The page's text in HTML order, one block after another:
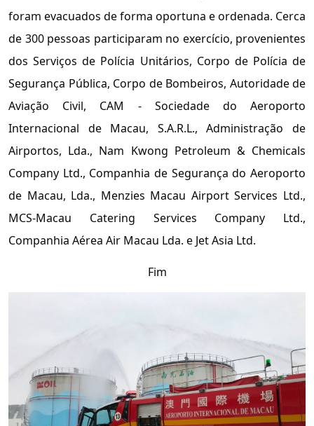
foram evacuados de forma oportuna e ordenada. Cerca
de 300 pessoas participaram no exercício, provenientes
dos Serviços de Polícia Unitários, Corpo de Polícia de
Segurança Pública, Corpo de Bombeiros, Autoridade de
Aviação Civil, CAM - Sociedade do Aeroporto
Internacional de Macau, S.A.R.L., Administração de
Airportos, Lda., Nam Kwong Petroleum & Chemicals
Company Ltd., Companhia de Segurança do Aeroporto
de Macau, Lda., Menzies Macau Airport Services Ltd.,
MCS-Macau Catering Services Company Ltd.,
Companhia Aérea Air Macau Lda. e Jet Asia Ltd.
Fim